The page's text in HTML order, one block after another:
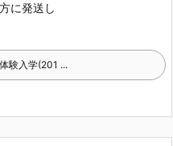
に発送し
験入学(201 ...